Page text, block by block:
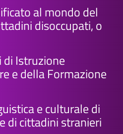
al mondo del
disoccupati, o
di Istruzione
e della Formazione
e culturale di
di cittadini stranieri